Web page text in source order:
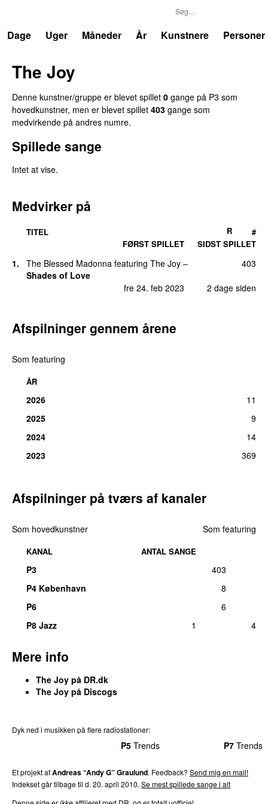
Dage
Uger Måneder År Kunstnere Personer
The Joy
Denne kunstner/gruppe er blevet spillet 0 gange på P3 som
hovedkunstner, men er blevet spillet 403 gange som
medvirkende på andres numre.
Spillede sange
Intet at vise.
Medvirker på
TITEL
FØRST SPILLET
SIDST SPILLET
R #
1. The Blessed Madonna featuring The Joy –
Shades of Love
fre 24. feb 2023
2 dage siden
403
Afspilninger gennem årene
Som featuring
ÅR
2026
11
2025
9
2024
14
2023
369
Afspilninger på tværs af kanaler
Som hovedkunstner Som featuring
KANAL ANTAL SANGE
P3
403
P4 København
8
P6
6
P8 Jazz
1 4
Mere info
The Joy på DR.dk
The Joy på Discogs
Dyk ned i musikken på flere radiostationer:
P5 Trends P7 Trends
Et projekt afAndreas “Andy G” Graulund. Feedback? Send mig en mail!
Indekset går tilbage til d. 20. april 2010. Se mest spillede sange i alt